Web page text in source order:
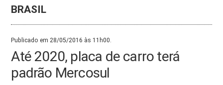
BRASIL
Publicado em 28/05/2016 às 11h00.
Até 2020, placa de carro terá
padrão Mercosul